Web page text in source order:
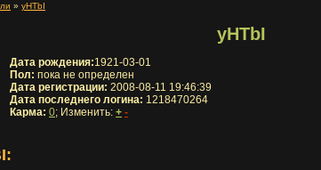
» yHTbI
yHTbI
Дата рождения:1921-03-01
Пол: пока не определен
Дата регистрации: 2008-08-11 19:46:39
Дата последнего логина: 1218470264
Карма: 0; Изменить: + -